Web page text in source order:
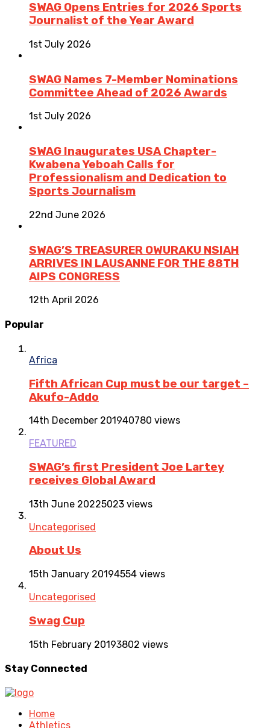
SWAG Opens Entries for 2026 Sports
Journalist of the Year Award
1st July 2026
SWAG Names 7-Member Nominations
Committee Ahead of 2026 Awards
1st July 2026
SWAG Inaugurates USA Chapter-
Kwabena Yeboah Calls for
Professionalism and Dedication to
Sports Journalism
22nd June 2026
SWAG’S TREASURER OWURAKU NSIAH
ARRIVES IN LAUSANNE FOR THE 88TH
AIPS CONGRESS
12th April 2026
Popular
Africa
Fifth African Cup must be our target –
Akufo-Addo
14th December 201940780 views
FEATURED
SWAG’s first President Joe Lartey
receives Global Award
13th June 20225023 views
Uncategorised
About Us
15th January 20194554 views
Uncategorised
Swag Cup
15th February 20193802 views
Stay Connected
Home
Athletics